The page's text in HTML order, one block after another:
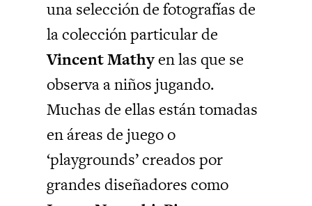
una selección de fotografías de
la colección particular de
Vincent Mathyen las que se
observa a niños jugando.
Muchas de ellas están tomadas
en áreas de juego o
‘playgrounds’ creados por
grandes diseñadores como